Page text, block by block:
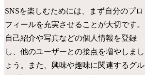
SNSを楽しむためには、まず自分のプロ
フィールを充実させることが大切です。
自己紹介や写真などの個人情報を登録
し、他のユーザーとの接点を増やしまし
ょう。また、興味や趣味に関連するグル